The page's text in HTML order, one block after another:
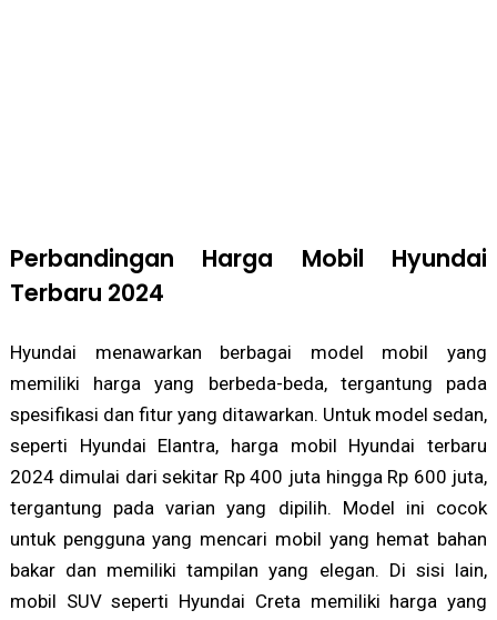
Perbandingan Harga Mobil Hyundai
Terbaru 2024
Hyundai menawarkan berbagai model mobil yang
memiliki harga yang berbeda-beda, tergantung pada
spesifikasi dan fitur yang ditawarkan. Untuk model sedan,
seperti Hyundai Elantra, harga mobil Hyundai terbaru
2024 dimulai dari sekitar Rp 400 juta hingga Rp 600 juta,
tergantung pada varian yang dipilih. Model ini cocok
untuk pengguna yang mencari mobil yang hemat bahan
bakar dan memiliki tampilan yang elegan. Di sisi lain,
mobil SUV seperti Hyundai Creta memiliki harga yang